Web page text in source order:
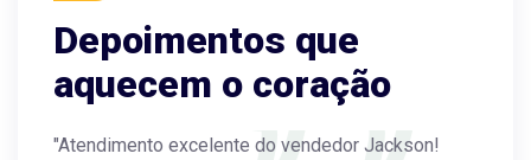
Depoimentos que
aquecem o coração
"Atendimento excelente do vendedor Jackson!